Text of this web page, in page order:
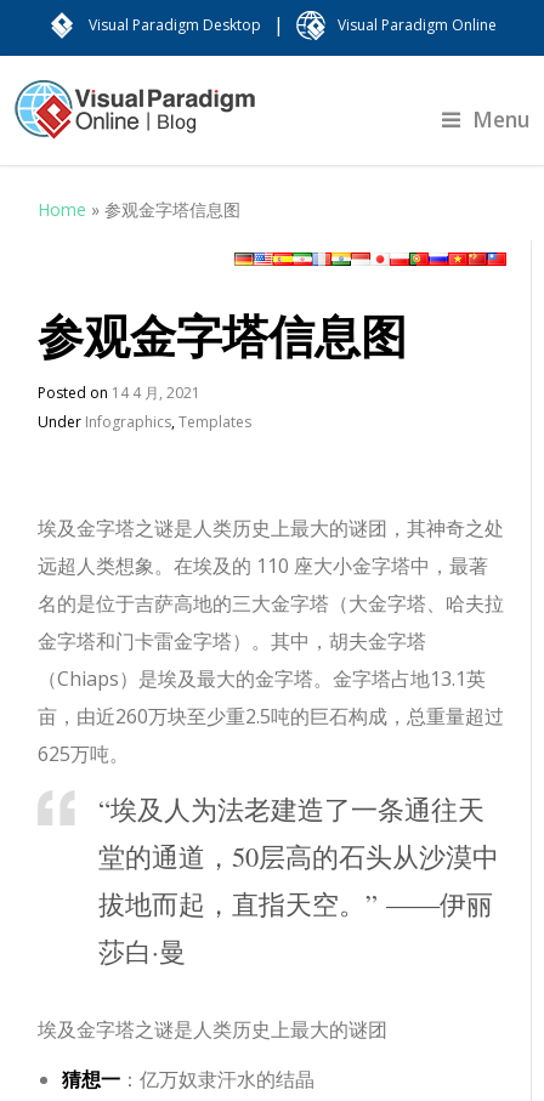
Visual Paradigm Desktop | Visual Paradigm Online
Menu
Home »参观金字塔信息图
参观金字塔信息图
Posted on 14 4 月, 2021
Under Infographics,Templates
埃及金字塔之谜是人类历史上最大的谜团，其神奇之处
远超人类想象。在埃及的 110 座大小金字塔中，最著
名的是位于吉萨高地的三大金字塔（大金字塔、哈夫拉
金字塔和门卡雷金字塔）。其中，胡夫金字塔
（Chiaps）是埃及最大的金字塔。金字塔占地13.1英
亩，由近260万块至少重2.5吨的巨石构成，总重量超过
625万吨。
“埃及人为法老建造了一条通往天
堂的通道，50层高的石头从沙漠中
拔地而起，直指​​天空。” ——伊丽
莎白·曼
埃及金字塔之谜是人类历史上最大的谜团
猜想一 ：亿万奴隶汗水的结晶